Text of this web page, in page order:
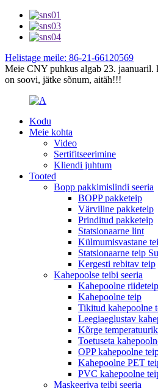
Helistage meile: 86-21-66120569
Meie CNY puhkus algab 23. jaanuaril.
on soovi, jätke sõnum, aitäh!!!
Kodu
Meie kohta
Video
Sertifitseerimine
Kliendi juhtum
Tooted
Bopp pakkimislindi seeria
BOPP pakketeip
Värviline pakketeip
Prinditud pakketeip
Statsionaarne lint
Külmumisvastane
Statsionaarne teip
Kergesti rebitav teip
Kahepoolse teibi seeria
Kahepoolne riideteip
Kahepoolne teip
Tikitud kahepoolne
Leegiaeglustav
Kõrge
Toetuseta
OPP kahepoolne
Kahepoolne PET
PVC kahepoolne
Maskeeriva teibi seeria